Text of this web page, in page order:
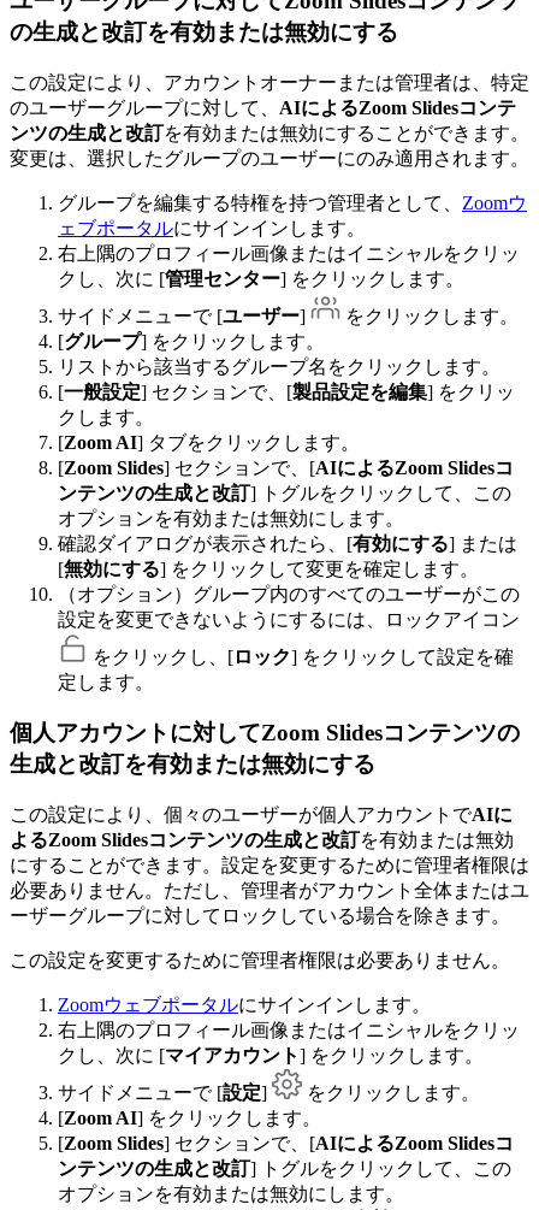
の生成と改訂を有効または無効にする
この設定により、アカウントオーナーまたは管理者は、特定
のユーザーグループに対して、 AIによるZoom Slidesコンテ
ンツの生成と改訂を有効または無効にすることができます。
変更は、選択したグループのユーザーにのみ適用されます。
グループを編集する特権を持つ管理者として、 Zoomウ
ェブポータルにサインインします。
右上隅のプロフィール画像またはイニシャルをクリッ
クし、次に [管理センター] をクリックします。
サイドメニューで [ユーザー]
をクリックします。
[グループ] をクリックします。
リストから該当するグループ名をクリックします。
[一般設定] セクションで、[製品設定を編集] をクリッ
クします。
[Zoom AI] タブをクリックします。
[Zoom Slides] セクションで、[AIによるZoom Slidesコ
ンテンツの生成と改訂] トグルをクリックして、この
オプションを有効または無効にします。
確認ダイアログが表示されたら、[有効にする] または
[無効にする] をクリックして変更を確定します。
（オプション）グループ内のすべてのユーザーがこの
設定を変更できないようにするには、ロックアイコン
をクリックし、[ロック] をクリックして設定を確
定します。
個人アカウントに対してZoom Slidesコンテンツの
生成と改訂を有効または無効にする
この設定により、個々のユーザーが個人アカウントでAIに
よるZoom Slidesコンテンツの生成と改訂を有効または無効
にすることができます。設定を変更するために管理者権限は
必要ありません。ただし、管理者がアカウント全体またはユ
ーザーグループに対してロックしている場合を除きます。
この設定を変更するために管理者権限は必要ありません。
Zoomウェブポータルにサインインします。
右上隅のプロフィール画像またはイニシャルをクリッ
クし、次に [マイアカウント] をクリックします。
サイドメニューで [設定]
をクリックします。
[Zoom AI] をクリックします。
[Zoom Slides] セクションで、[AIによるZoom Slidesコ
ンテンツの生成と改訂] トグルをクリックして、この
オプションを有効または無効にします。